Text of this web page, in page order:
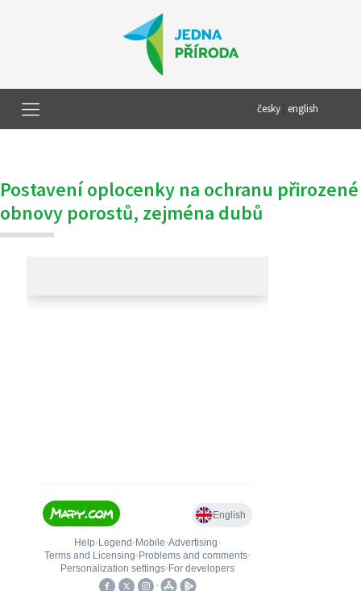
česky english
Postavení oplocenky na ochranu přirozené
obnovy porostů, zejména dubů